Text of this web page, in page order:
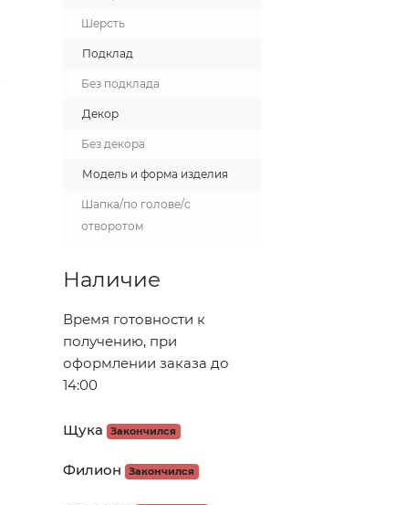
Шерсть
Подклад
Без подклада
Декор
Без декора
Модель и форма изделия
Шапка/по голове/с
отворотом
Наличие
Время готовности к
получению, при
оформлении заказа до
14:00
Щука Закончился
Филион Закончился